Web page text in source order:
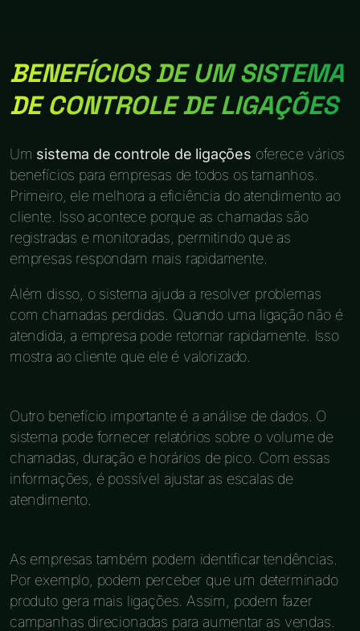
BENEFÍCIOS DE UM SISTEMA
DE CONTROLE DE LIGAÇÕES
Um sistema de controle de ligações oferece vários
benefícios para empresas de todos os tamanhos.
Primeiro, ele melhora a eficiência do atendimento ao
cliente. Isso acontece porque as chamadas são
registradas e monitoradas, permitindo que as
empresas respondam mais rapidamente.
Além disso, o sistema ajuda a resolver problemas
com chamadas perdidas. Quando uma ligação não é
atendida, a empresa pode retornar rapidamente. Isso
mostra ao cliente que ele é valorizado.
Outro benefício importante é a análise de dados. O
sistema pode fornecer relatórios sobre o volume de
chamadas, duração e horários de pico. Com essas
informações, é possível ajustar as escalas de
atendimento.
As empresas também podem identificar tendências.
Por exemplo, podem perceber que um determinado
produto gera mais ligações. Assim, podem fazer
campanhas direcionadas para aumentar as vendas.